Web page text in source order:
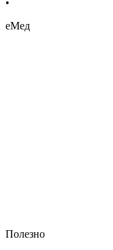
•
еМед
Полезно